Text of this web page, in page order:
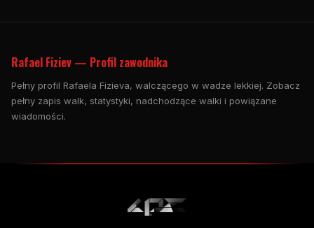
Rafael Fiziev — Profil zawodnika
Pełny profil Rafaela Fizieva, walczącego w wadze lekkiej. Zobacz
pełny zapis walk, statystyki, nadchodzące walki i powiązane
wiadomości.